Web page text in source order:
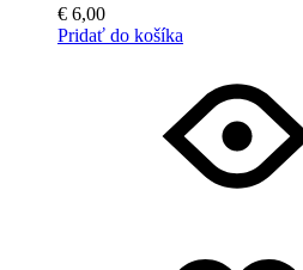
€ 6,00
Pridať do košíka